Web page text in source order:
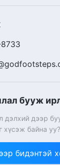
бууж
дэлхий дээр
хүсэж байна уу?
бидэнтэй